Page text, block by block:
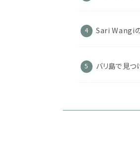
Sari Wangiの
バリ島で見つ